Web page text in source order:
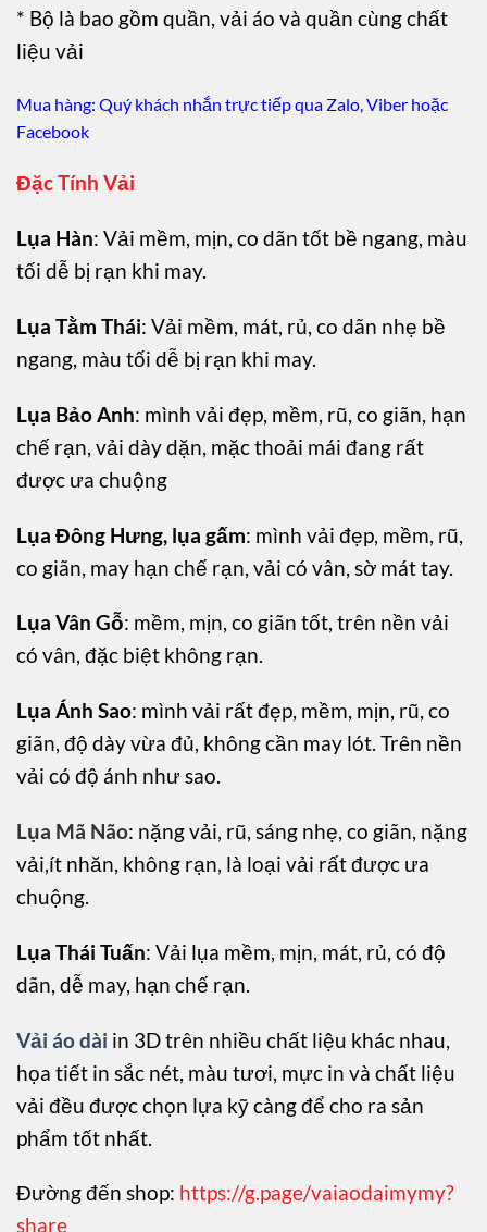
* Bộ là bao gồm quần, vải áo và quần cùng chất
liệu vải
Mua hàng: Quý khách nhắn trực tiếp qua Zalo, Viber hoặc
Facebook
Đặc Tính Vải
Lụa Hàn: Vải mềm, mịn, co dãn tốt bề ngang, màu
tối dễ bị rạn khi may.
Lụa Tằm Thái: Vải mềm, mát, rủ, co dãn nhẹ bề
ngang, màu tối dễ bị rạn khi may.
Lụa Bảo Anh: mình vải đẹp, mềm, rũ, co giãn, hạn
chế rạn, vải dày dặn, mặc thoải mái đang rất
được ưa chuộng
Lụa Đông Hưng, lụa gấm: mình vải đẹp, mềm, rũ,
co giãn, may hạn chế rạn, vải có vân, sờ mát tay.
Lụa Vân Gỗ: mềm, mịn, co giãn tốt, trên nền vải
có vân, đặc biệt không rạn.
Lụa Ánh Sao: mình vải rất đẹp, mềm, mịn, rũ, co
giãn, độ dày vừa đủ, không cần may lót. Trên nền
vải có độ ánh như sao.
Lụa Mã Não: nặng vải, rũ, sáng nhẹ, co giãn, nặng
vải,ít nhăn, không rạn, là loại vải rất được ưa
chuộng.
Lụa Thái Tuấn: Vải lụa mềm, mịn, mát, rủ, có độ
dãn, dễ may, hạn chế rạn.
Vải áo dài in 3D trên nhiều chất liệu khác nhau,
họa tiết in sắc nét, màu tươi, mực in và chất liệu
vải đều được chọn lựa kỹ càng để cho ra sản
phẩm tốt nhất.
Đường đến shop: https://g.page/vaiaodaimymy?
share